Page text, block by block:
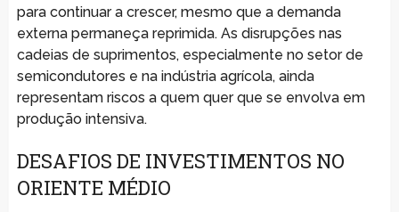
para continuar a crescer, mesmo que a demanda
externa permaneça reprimida. As disrupções nas
cadeias de suprimentos, especialmente no setor de
semicondutores e na indústria agrícola, ainda
representam riscos a quem quer que se envolva em
produção intensiva.
DESAFIOS DE INVESTIMENTOS NO
ORIENTE MÉDIO